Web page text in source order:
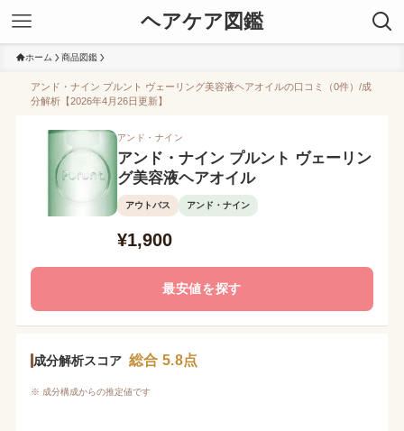
ヘアケア図鑑
ホーム 商品図鑑
アンド・ナイン プルント ヴェーリング美容液ヘアオイルの口コミ（0件）/成
分解析【2026年4月26日更新】
アンド・ナイン
アンド・ナイン プルント ヴェーリン
グ美容液ヘアオイル
アウトバス アンド・ナイン
¥1,900
最安値を探す
成分解析スコア 総合 5.8点
※ 成分構成からの推定値です